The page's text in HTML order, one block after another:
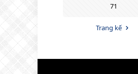
71
Trang kế